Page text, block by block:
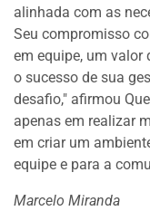
alinhada com as
Seu compromisso
em equipe, um
o sucesso de sua
desafio," afirmou
apenas em realizar
em criar um
equipe e para a
Marcelo Miranda